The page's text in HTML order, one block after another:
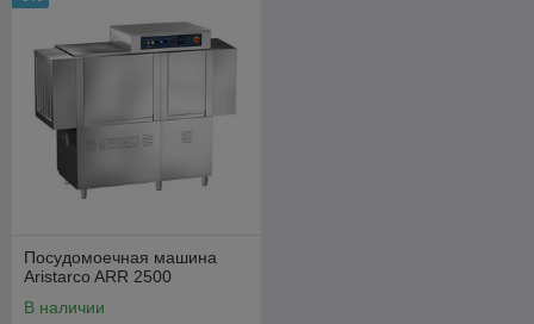
Посудомоечная машина
Aristarco ARR 2500
В наличии